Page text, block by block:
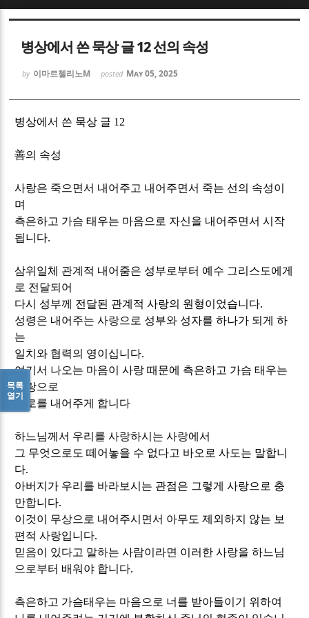
병상에서 쓴 묵상 글 12 선의 속성
by 이마르첼리노M posted May 05, 2025
병상에서 쓴 묵상 글 12
善의 속성
사랑은 죽으면서 내어주고 내어주면서 죽는 선의 속성이
며
측은하고 가슴 태우는 마음으로 자신을 내어주면서 시작
됩니다.
삼위일체 관계적 내어줌은 성부로부터 예수 그리스도에게
로 전달되어
다시 성부께 전달된 관계적 사랑의 원형이었습니다.
성령은 내어주는 사랑으로 성부와 성자를 하나가 되게 하
는
일치와 협력의 영이십니다.
여기서 나오는 마음이 사랑 때문에 측은하고 가슴 태우는
사랑으로
서로를 내어주게 합니다
하느님께서 우리를 사랑하시는 사랑에서
그 무엇으로도 떼어놓을 수 없다고 바오로 사도는 말합니
다.
아버지가 우리를 바라보시는 관점은 그렇게 사랑으로 충
만합니다.
이것이 무상으로 내어주시면서 아무도 제외하지 않는 보
편적 사랑입니다.
믿음이 있다고 말하는 사람이라면 이러한 사랑을 하느님
으로부터 배워야 합니다.
측은하고 가슴태우는 마음으로 너를 받아들이기 위하여
목록
열기
Sketchbook5, 스케치북5
Sketchbook5, 스케치북5
Sketchbook5, 스케치북5
Sketchbook5, 스케치북5